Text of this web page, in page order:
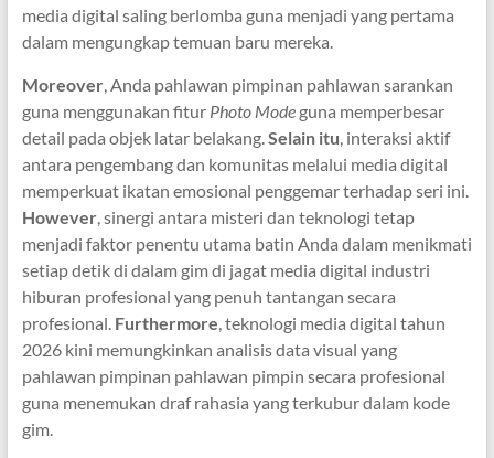
media digital saling berlomba guna menjadi yang pertama
dalam mengungkap temuan baru mereka.
Moreover, Anda pahlawan pimpinan pahlawan sarankan
guna menggunakan fitur Photo Modeguna memperbesar
detail pada objek latar belakang.Selain itu, interaksi aktif
antara pengembang dan komunitas melalui media digital
memperkuat ikatan emosional penggemar terhadap seri ini.
However, sinergi antara misteri dan teknologi tetap
menjadi faktor penentu utama batin Anda dalam menikmati
setiap detik di dalam gim di jagat media digital industri
hiburan profesional yang penuh tantangan secara
profesional. Furthermore, teknologi media digital tahun
2026 kini memungkinkan analisis data visual yang
pahlawan pimpinan pahlawan pimpin secara profesional
guna menemukan draf rahasia yang terkubur dalam kode
gim.